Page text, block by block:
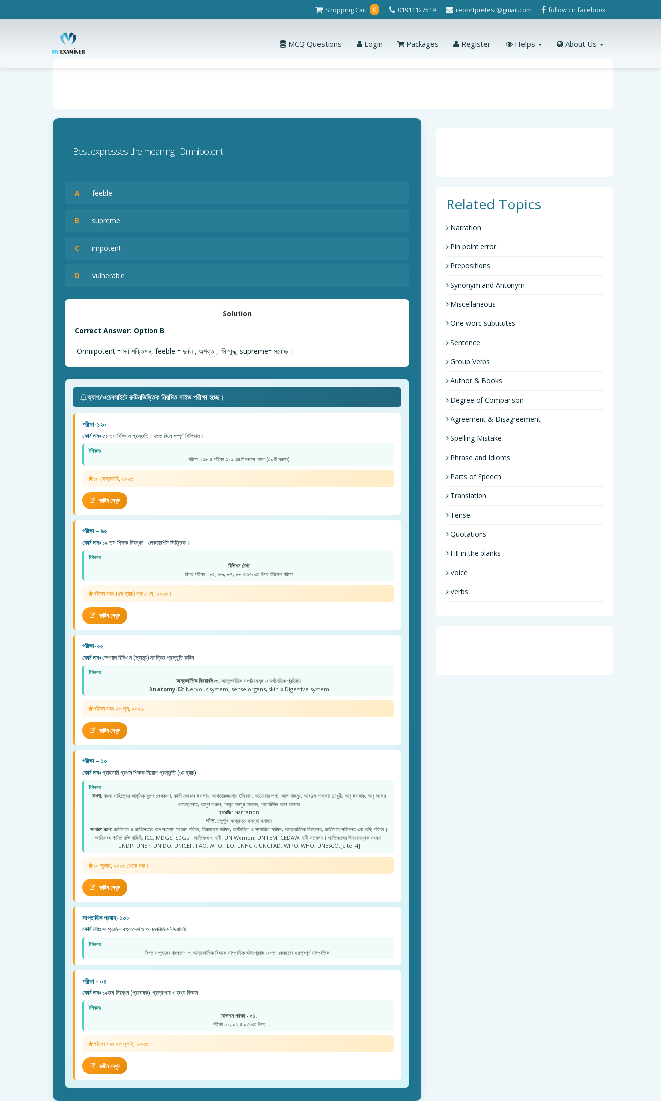
Shopping Cart 0 01911127519 reportpretest@gmail.com follow on facebook
MCQ Questions Login Packages Register Helps About Us
Best expresses the meaning--Omnipotent
A feeble
B supreme
C impotent
D vulnerable
Solution
Correct Answer: Option B
Omnipotent = সর্ব শক্তিমান, feeble = দুর্বল , অশক্ত , ক্ষীণবুদ্ধ্, supreme= সর্বোচ্চ।
অ্যাপ/ওয়েবসাইটে রুটিনভিত্তিক নিয়মিত লাইভ পরীক্ষা হচ্ছে।
পরীক্ষা-১২০
কোর্স নামঃ৫১ তম বিসিএস প্রস্ততি - ২৩৬ দিনে সম্পূর্ণ সিলিবাস।
টপিকসঃ
পরীক্ষা-১১৮ ও পরীক্ষা-১১৯ এর সিলেবাস থেকে (৫০টি প্রশ্ন)
১০ ফেব্রুয়ারি, ২০২৬
রুটিন দেখুন
পরীক্ষা – ৯০
কোর্স নামঃ১৯ তম শিক্ষক নিবন্ধন - লেকচারশীট ভিত্তিক।
টপিকসঃ
রিভিশন টেস্ট
বিগত পরীক্ষা - ৮৫, ৮৬, ৮৭, ৮৮ ও ৮৯ এর উপর রিভিশন পরীক্ষা
পরীক্ষা শুরুঃ (৫ম ব্যাচ) শুরু ৫ মে, ২০২৬।
রুটিন দেখুন
পরীক্ষা-২২
কোর্স নামঃস্পেশাল বিসিএস (স্বাস্থ্য) সমন্বিত প্রস্তুতি রুটিন
টপিকসঃ
আন্তর্জাতিক বিষয়াবলি-৩: আন্তর্জাতিক সংগঠনসমূহ ও অর্থনৈতিক প্রতিষ্ঠান
Anatomy-02:Nervous system, sense organs, skin ও Digestive system
পরীক্ষা শুরুঃ ২৫ জুন, ২০২৬
রুটিন দেখুন
পরীক্ষা – ১০
কোর্স নামঃপ্রাইমারি প্রধান শিক্ষক নিয়োগ প্রস্তুতি (৩য় ব্যাচ)
টপিকসঃ
বাংলা:বাংলা সাহিত্যের আধুনিক যুগের লেখকগণ: কাজী নজরুল ইসলাম, আখতারুজ্জামান ইলিয়াস, আনোয়ার পাশা, আল মাহমুদ, আবদুল গাফ্ফার চৌধুরী, আবু ইসহাক, আবু জাফর
ওবায়দুল্লাহ, আবুল ফজল, আবুল মনসুর আহমদ, আলাউদ্দিন আল আজাদ
ইংরেজি:Narration
গণিত:চতুর্ভুজ সংক্রান্ত সমস্যা সমাধান
সাধারণ জ্ঞান:জাতিসংঘ ও জাতিসংঘের অঙ্গ সংস্থা: সাধারণ পরিষদ, নিরাপত্তা পরিষদ, অর্থনৈতিক ও সামাজিক পরিষদ, আন্তর্জাতিক বিচারালয়, জাতিসংঘ সচিবালয় এবং অছি পরিষদ।
জাতিসংঘ শান্তি রক্ষি বাহিনী, ICC, MDGS, SDGs। জাতিসংঘ ও নারী: UN Women, UNIFEM, CEDAW, নারী সম্মেলন। জাতিসংঘের উন্নয়নমূলক সংস্থা:
UNDP, UNEP, UNIDO, UNICEF, FAO, WTO, ILO, UNHCR, UNCTAD, WIPO, WHO, UNESCO.[cite: 4]
১০ জুলাই, ২০২৬ থেকে শুরু।
রুটিন দেখুন
সাপ্তাহিক প্রবাহ- ১০৮
কোর্স নামঃসাম্প্রতিক বাংলাদেশ ও আন্তর্জাতিক বিষয়াবলী
টপিকসঃ
বিগত সপ্তাহের বাংলাদেশ ও আন্তর্জাতিক বিষয়ক সাম্প্রতিক ঘটনাপ্রবাহ ও গত একবছরের গুরুত্বপূর্ণ সাম্প্রতিক।
পরীক্ষা - ০৪
কোর্স নামঃ১৯তম নিবন্ধন (প্রভাষক): গ্রন্থাগার ও তথ্য বিজ্ঞান
টপিকসঃ
রিভিশন পরীক্ষা - ০১:
পরীক্ষা ০১, ০২ ও ০৩ এর উপর
পরীক্ষা শুরুঃ ২৫ জুলাই, ২০২৬
রুটিন দেখুন
Related Topics
Narration
Pin point error
Prepositions
Synonym and Antonym
Miscellaneous
One word subtitutes
Sentence
Group Verbs
Author & Books
Degree of Comparison
Agreement & Disagreement
Spelling Mistake
Phrase and Idioms
Parts of Speech
Translation
Tense
Quotations
Fill in the blanks
Voice
Verbs